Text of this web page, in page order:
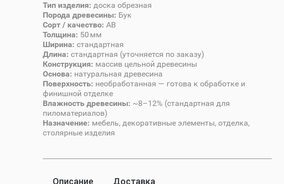
Тип изделия: доска обрезная
Порода древесины: Бук
Сорт / качество: AB
Толщина: 50 мм
Ширина: стандартная
Длина: стандартная (уточняется по заказу)
Конструкция: массив цельной древесины
Основа: натуральная древесина
Поверхность: необработанная — готова к обработке и
финишной отделке
Влажность древесины: ~8–12% (стандартная для
пиломатериалов)
Назначение: мебель, декоративные элементы, отделка,
столярные изделия
Описание Доставка